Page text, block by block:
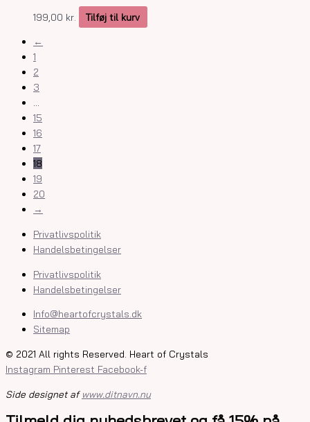
199,00 kr. Tilføj til kurv
←
1
2
3
…
15
16
17
18
19
20
→
Privatlivspolitik
Handelsbetingelser
Privatlivspolitik
Handelsbetingelser
Info@heartofcrystals.dk
Sitemap
© 2021 All rights Reserved. Heart of Crystals
Instagram Pinterest Facebook-f
Side designet af www.ditnavn.nu